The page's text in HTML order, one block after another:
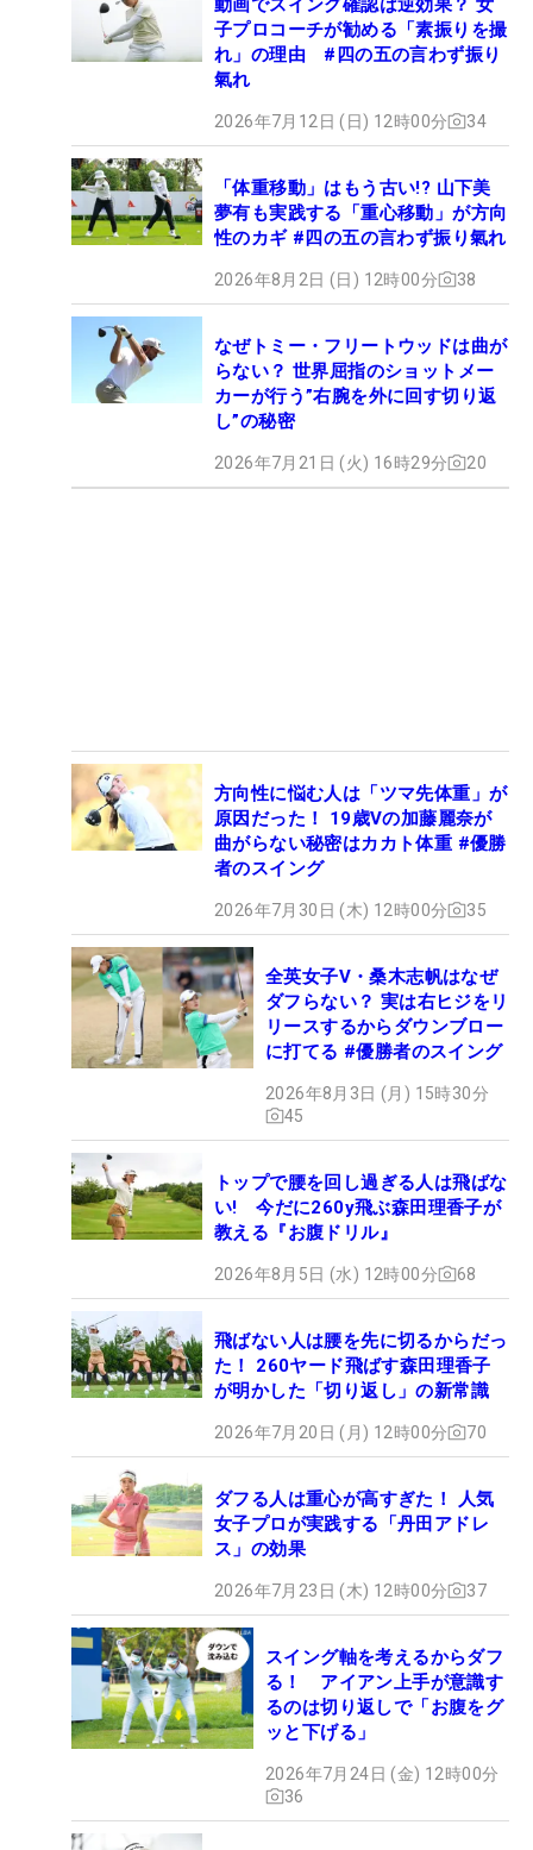
動画でスイング確認は逆効果？ 女
子プロコーチが勧める「素振りを撮
れ」の理由 #四の五の言わず振り
氣れ
2026年7月12日 (日) 12時00分 34
「体重移動」はもう古い!? 山下美
夢有も実践する「重心移動」が方向
性のカギ #四の五の言わず振り氣れ
2026年8月2日 (日) 12時00分 38
なぜトミー・フリートウッドは曲が
らない？ 世界屈指のショットメー
カーが行う”右腕を外に回す切り返
し”の秘密
2026年7月21日 (火) 16時29分 20
方向性に悩む人は「ツマ先体重」が
原因だった！ 19歳Vの加藤麗奈が
曲がらない秘密はカカト体重 #優勝
者のスイング
2026年7月30日 (木) 12時00分 35
全英女子V・桑木志帆はなぜ
ダフらない？ 実は右ヒジをリ
リースするからダウンブロー
に打てる #優勝者のスイング
2026年8月3日 (月) 15時30分
45
トップで腰を回し過ぎる人は飛ばな
い! 今だに260y飛ぶ森田理香子が
教える『お腹ドリル』
2026年8月5日 (水) 12時00分 68
飛ばない人は腰を先に切るからだっ
た！ 260ヤード飛ばす森田理香子
が明かした「切り返し」の新常識
2026年7月20日 (月) 12時00分 70
ダフる人は重心が高すぎた！ 人気
女子プロが実践する「丹田アドレ
ス」の効果
2026年7月23日 (木) 12時00分 37
スイング軸を考えるからダフ
る！ アイアン上手が意識す
るのは切り返しで「お腹をグ
ッと下げる」
2026年7月24日 (金) 12時00分
36